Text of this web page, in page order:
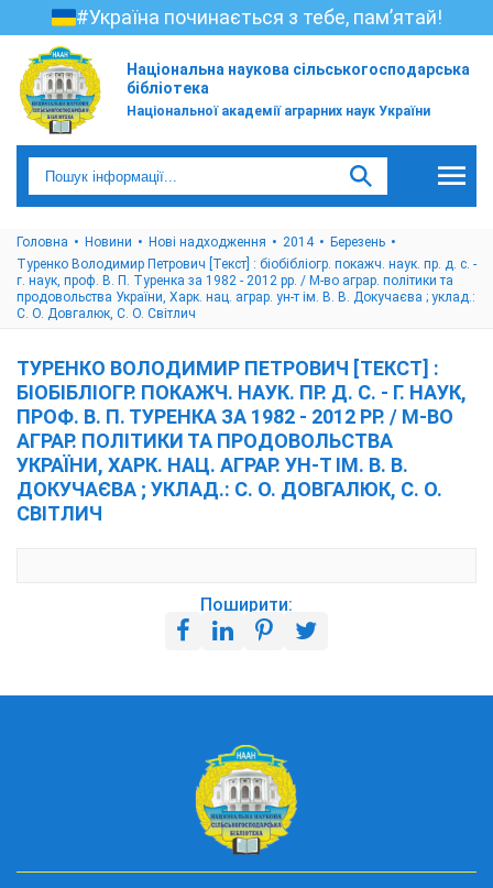
#Україна починається з тебе, пам’ятай!
Національна наукова сільськогосподарська
бібліотека
Національної академії аграрних наук України
Головна Новини Нові надходження 2014
Березень
Туренко Володимир Петрович [Текст] : біобібліогр. покажч. наук. пр. д. с. -
г. наук, проф. В. П. Туренка за 1982 - 2012 рр. / М-во аграр. політики та
продовольства України, Харк. нац. аграр. ун-т ім. В. В. Докучаєва ; уклад.:
С. О. Довгалюк, С. О. Світлич
ТУРЕНКО ВОЛОДИМИР ПЕТРОВИЧ [ТЕКСТ] :
БІОБІБЛІОГР. ПОКАЖЧ. НАУК. ПР. Д. С. - Г. НАУК,
ПРОФ. В. П. ТУРЕНКА ЗА 1982 - 2012 РР. / М-ВО
АГРАР. ПОЛІТИКИ ТА ПРОДОВОЛЬСТВА
УКРАЇНИ, ХАРК. НАЦ. АГРАР. УН-Т ІМ. В. В.
ДОКУЧАЄВА ; УКЛАД.: С. О. ДОВГАЛЮК, С. О.
СВІТЛИЧ
Поширити: